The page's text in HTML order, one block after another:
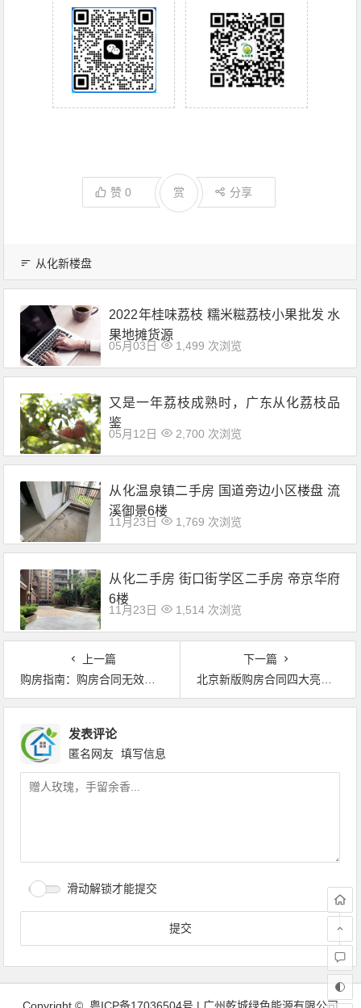
赞0 分享
赏
从化新楼盘
2022年桂味荔枝 糯米糍荔枝小果批发 水
果地摊货源
05月03日 1,499 次浏览
又是一年荔枝成熟时，广东从化荔枝品
鉴
05月12日 2,700 次浏览
从化温泉镇二手房 国道旁边小区楼盘 流
溪御景6楼
11月23日 1,769 次浏览
从化二手房 街口街学区二手房 帝京华府
6楼
11月23日 1,514 次浏览
上一篇
购房指南：购房合同无效的七种情况
下一篇
北京新版购房合同四大亮点 墙面开裂先修再交房
发表评论
匿名网友 填写信息
滑动解锁才能提交